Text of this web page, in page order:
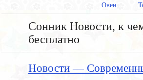
Овен
Сонник Новости, к
бесплатно
Новости —